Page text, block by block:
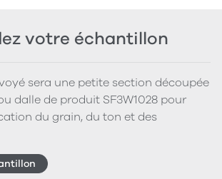
votre échantillon
sera une petite section découpée
dalle de produit SF3W1028 pour
du grain, du ton et des